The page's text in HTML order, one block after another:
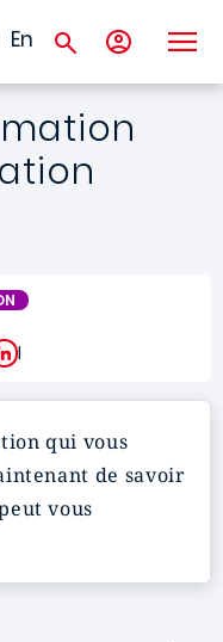
En
LinkedIn
qui vous
de savoir
vous